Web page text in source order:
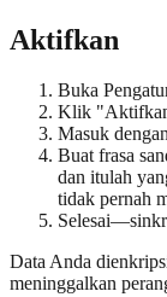
Aktifkan
Buka
Klik
Masuk
Buat frasa
dan itulah
tidak pernah
Data Anda
meninggalkan